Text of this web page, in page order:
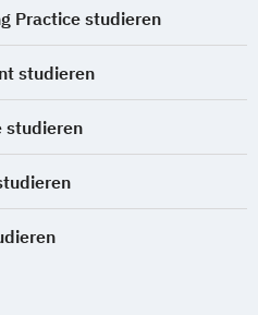
College
and Management
digitaler
und
Practice studieren
studieren
studieren